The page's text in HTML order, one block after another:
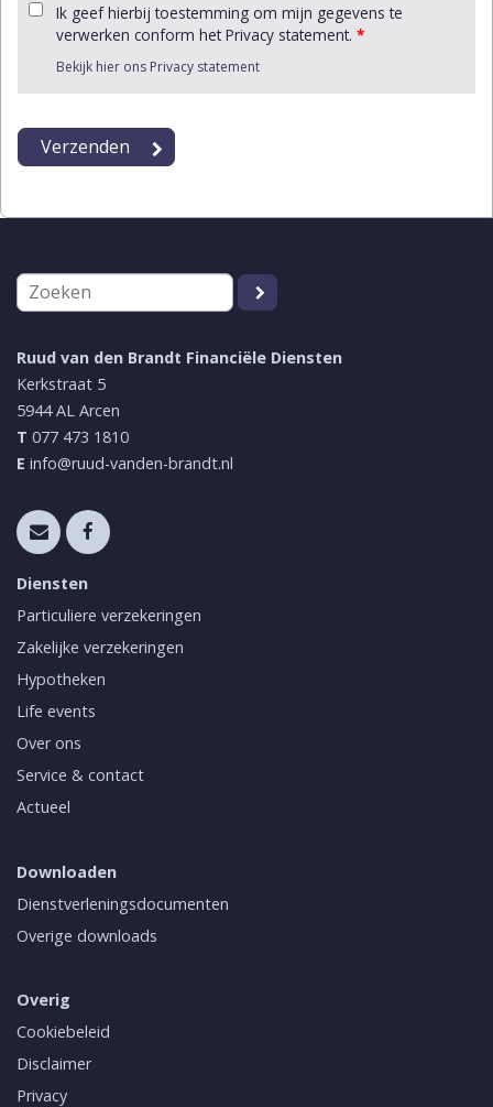
Ik geef hierbij toestemming om mijn gegevens te
verwerken conform het Privacy statement. *
Bekijk hier ons Privacy statement
Ruud van den Brandt Financiële Diensten
Kerkstraat 5
5944 AL Arcen
T 077 473 1810
E info@ruud-vanden-brandt.nl
Diensten
Particuliere verzekeringen
Zakelijke verzekeringen
Hypotheken
Life events
Over ons
Service & contact
Actueel
Downloaden
Dienstverleningsdocumenten
Overige downloads
Overig
Cookiebeleid
Disclaimer
Privacy